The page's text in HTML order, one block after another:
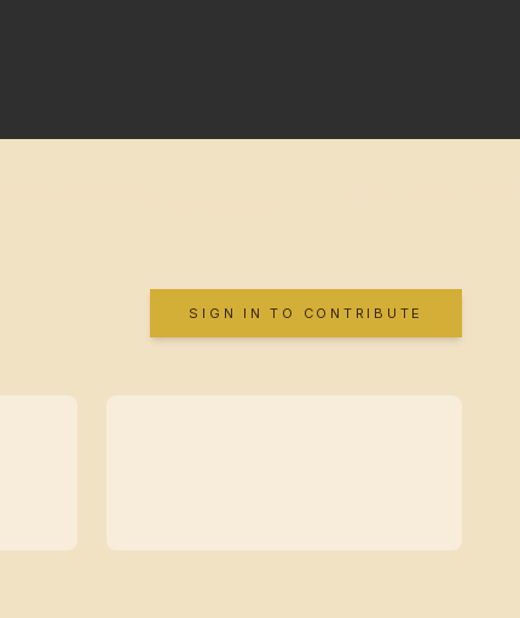
SIGN IN TO CONTRIBUTE